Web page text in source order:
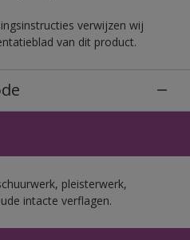
verwijzen wij
van dit product.
pleisterwerk,
intacte verflagen.